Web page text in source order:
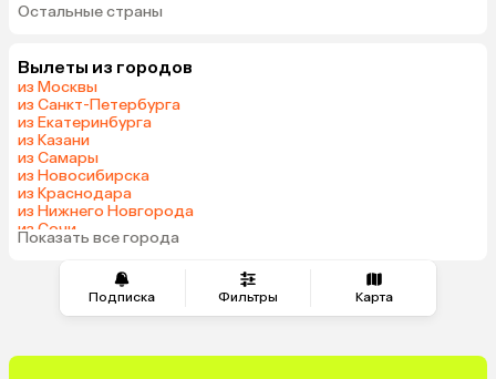
Подписка Фильтры Карта
Вьетнам
Беларусь
Шри-Ланка
Азербайджан
Сербия
Киргизия
Саудовская Аравия
Венгрия
Остальные страны
Вылеты из городов
из Москвы
из Санкт-Петербурга
из Екатеринбурга
из Казани
из Самары
из Новосибирска
из Краснодара
из Нижнего Новгорода
из Сочи
из Челябинска
Показать все города